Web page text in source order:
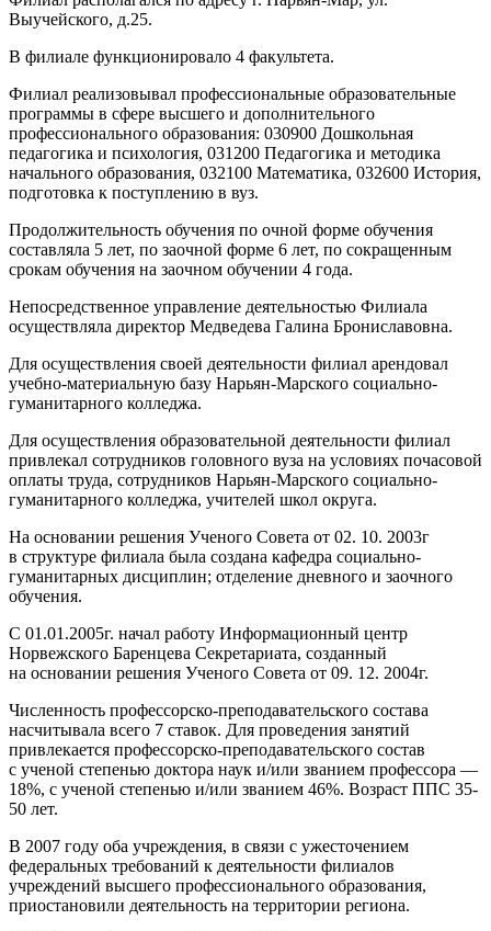
Выучейского, д.25.
В филиале функционировало 4 факультета.
Филиал реализовывал профессиональные образовательные
программы в сфере высшего и дополнительного
профессионального образования: 030900 Дошкольная
педагогика и психология, 031200 Педагогика и методика
начального образования, 032100 Математика, 032600 История,
подготовка к поступлению в вуз.
Продолжительность обучения по очной форме обучения
составляла 5 лет, по заочной форме 6 лет, по сокращенным
срокам обучения на заочном обучении 4 года.
Непосредственное управление деятельностью Филиала
осуществляла директор Медведева Галина Брониславовна.
Для осуществления своей деятельности филиал арендовал
учебно-материальную базу Нарьян-Марского социально-
гуманитарного колледжа.
Для осуществления образовательной деятельности филиал
привлекал сотрудников головного вуза на условиях почасовой
оплаты труда, сотрудников Нарьян-Марского социально-
гуманитарного колледжа, учителей школ округа.
На основании решения Ученого Совета от 02. 10. 2003г
в структуре филиала была создана кафедра социально-
гуманитарных дисциплин; отделение дневного и заочного
обучения.
С 01.01.2005г. начал работу Информационный центр
Норвежского Баренцева Секретариата, созданный
на основании решения Ученого Совета от 09. 12. 2004г.
Численность профессорско-преподавательского состава
насчитывала всего 7 ставок. Для проведения занятий
привлекается профессорско-преподавательского состав
с ученой степенью доктора наук и/или званием профессора —
18%, с ученой степенью и/или званием 46%. Возраст ППС 35-
50 лет.
В 2007 году оба учреждения, в связи с ужесточением
федеральных требований к деятельности филиалов
учреждений высшего профессионального образования,
приостановили деятельность на территории региона.